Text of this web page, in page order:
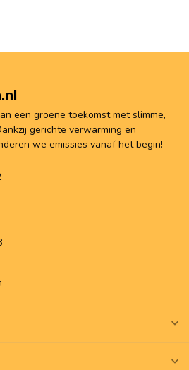
een groene toekomst met slimme,
gerichte verwarming en
we emissies vanaf het begin!